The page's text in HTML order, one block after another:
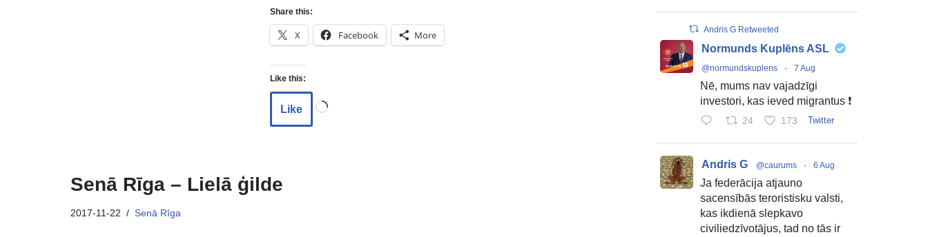
Share this:
X Facebook More
Like this:
Like
Senā Rīga – Lielā ģilde
2017-11-22 Senā Rīga
Andris G Retweeted
Normunds Kuplēns ASL
@normundskuplens · 7 Aug
Nē, mums nav vajadzīgi
investori, kas ieved migrantus ❗
24 173 Twitter
Andris G @caurums · 6 Aug
Ja federācija atjauno
sacensībās teroristisku valsti,
kas ikdienā slepkavo
civiliedzīvotājus, tad no tās ir